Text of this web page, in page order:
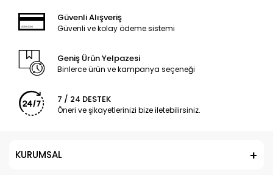
Güvenli Alışveriş
Güvenli ve kolay ödeme sistemi
Geniş Ürün Yelpazesi
Binlerce ürün ve kampanya seçeneği
7 / 24 DESTEK
Öneri ve şikayetlerinizi bize iletebilirsiniz.
KURUMSAL